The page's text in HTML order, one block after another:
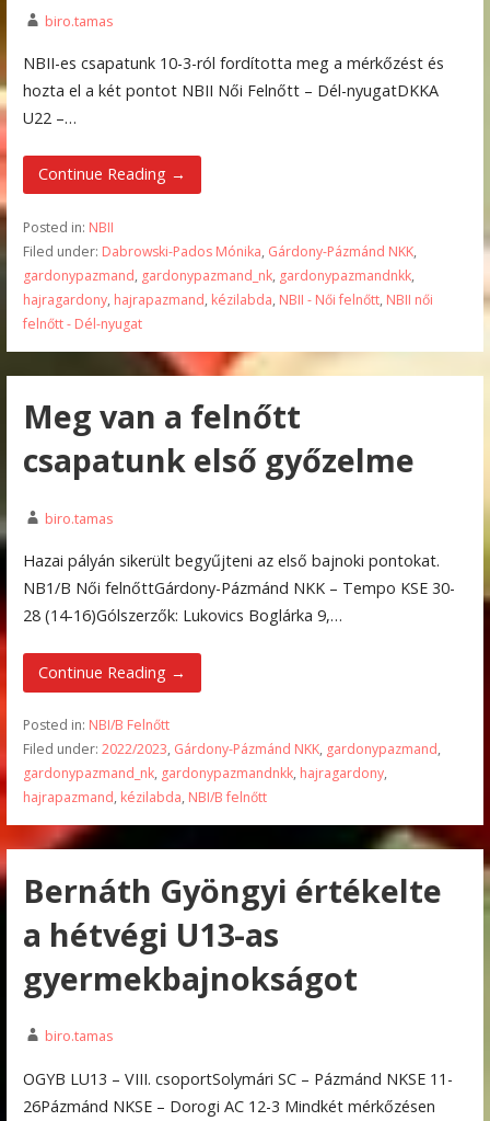
biro.tamas
NBII-es csapatunk 10-3-ról fordította meg a mérkőzést és
hozta el a két pontot NBII Női Felnőtt – Dél-nyugatDKKA
U22 –…
Continue Reading →
Posted in: NBII
Filed under: Dabrowski-Pados Mónika, Gárdony-Pázmánd NKK,
gardonypazmand, gardonypazmand_nk, gardonypazmandnkk,
hajragardony, hajrapazmand, kézilabda, NBII - Női felnőtt, NBII női
felnőtt - Dél-nyugat
Meg van a felnőtt
csapatunk első győzelme
biro.tamas
Hazai pályán sikerült begyűjteni az első bajnoki pontokat.
NB1/B Női felnőttGárdony-Pázmánd NKK – Tempo KSE 30-
28 (14-16)Gólszerzők: Lukovics Boglárka 9,…
Continue Reading →
Posted in: NBI/B Felnőtt
Filed under: 2022/2023, Gárdony-Pázmánd NKK, gardonypazmand,
gardonypazmand_nk, gardonypazmandnkk, hajragardony,
hajrapazmand, kézilabda, NBI/B felnőtt
Bernáth Gyöngyi értékelte
a hétvégi U13-as
gyermekbajnokságot
biro.tamas
OGYB LU13 – VIII. csoportSolymári SC – Pázmánd NKSE 11-
26Pázmánd NKSE – Dorogi AC 12-3 Mindkét mérkőzésen